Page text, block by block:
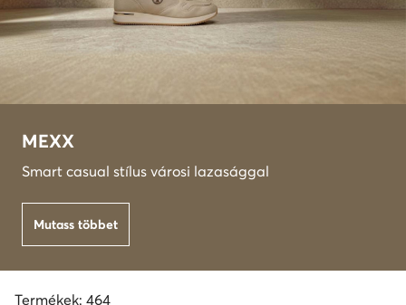
MEXX
Smart casual stílus városi lazasággal
Mutass többet
Termékek: 464